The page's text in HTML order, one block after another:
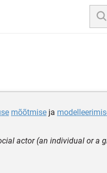
mõõtmise ja
actor (an individual or a